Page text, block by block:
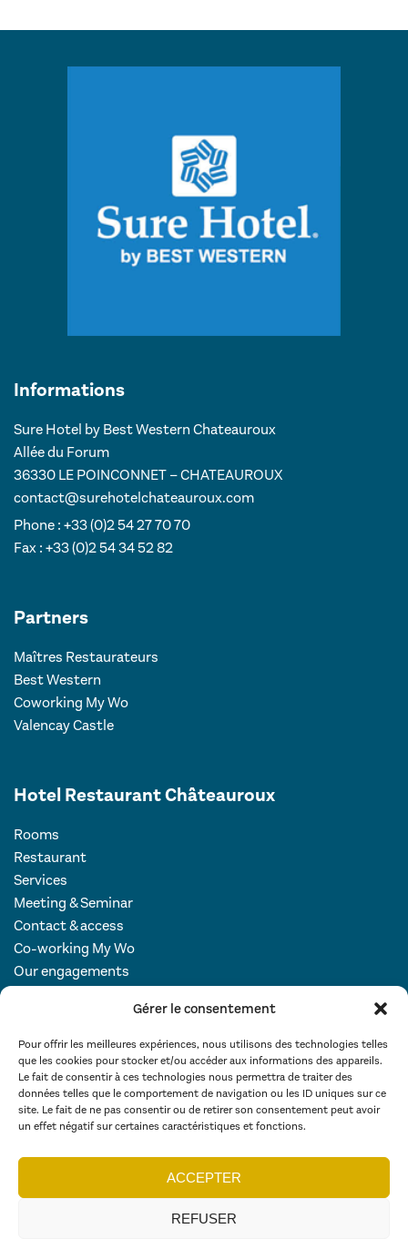
Gérer le consentement
Pour offrir les meilleures expériences, nous utilisons des technologies telles
que les cookies pour stocker et/ou accéder aux informations des appareils.
Le fait de consentir à ces technologies nous permettra de traiter des
données telles que le comportement de navigation ou les ID uniques sur ce
site. Le fait de ne pas consentir ou de retirer son consentement peut avoir
un effet négatif sur certaines caractéristiques et fonctions.
ACCEPTER
REFUSER
Informations
Sure Hotel by Best Western Chateauroux
Allée du Forum
36330 LE POINCONNET – CHATEAUROUX
contact@surehotelchateauroux.com
Phone : +33 (0)2 54 27 70 70
Fax : +33 (0)2 54 34 52 82
Partners
Maîtres Restaurateurs
Best Western
Coworking My Wo
Valencay Castle
Hotel Restaurant Châteauroux
Rooms
Restaurant
Services
Meeting & Seminar
Contact & access
Co-working My Wo
Our engagements
Follow us
Copyright 2024 – Each BWH Hotels property is individually operated by an
independent owner –
–
Credits–CGV–Privacy policy